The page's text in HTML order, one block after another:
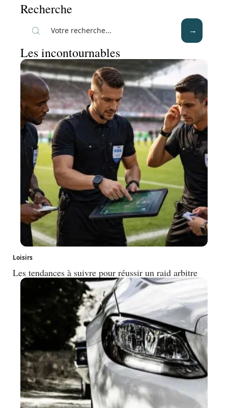
Recherche
Les incontournables
Loisirs
Les tendances à suivre pour réussir un raid arbitre